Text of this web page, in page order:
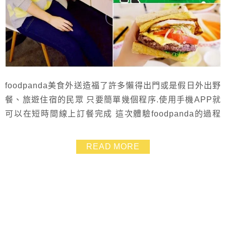
foodpanda美食外送造福了許多懶得出門或是假日外出野
餐、旅遊住宿的民眾 只要簡單幾個程序.使用手機APP就
可以在短時間線上訂餐完成 這次體驗foodpanda的過程
點❤ 在check in時我就先小小聲問了飯店人員:「我們可
以訂餐外送過來房間嗎?」 還好是可以的啦 >//////< 不知
READ MORE